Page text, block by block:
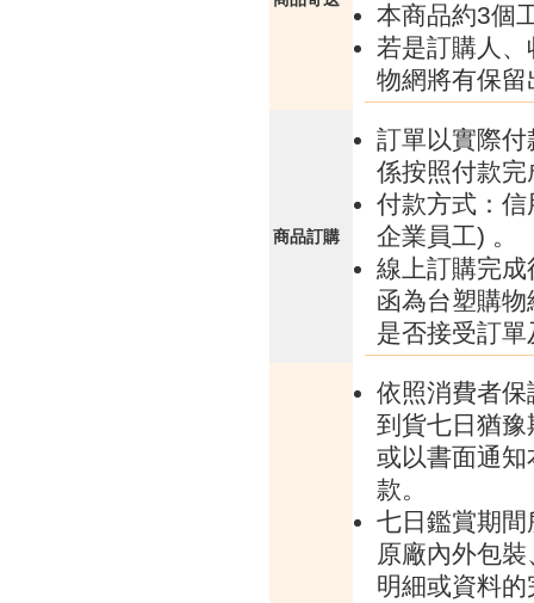
本商品約3個
若是訂購人
物網將有保
商品訂購
訂單以實際
係按照付款
付款方式：
企業員工) 。
線上訂購完
函為台塑購
是否接受訂
依照消費者
到貨七日猶
或以書面通
款。
七日鑑賞期
原廠內外包
明細或資料